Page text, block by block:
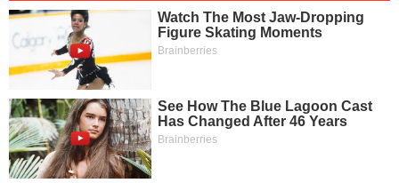
Đào
tạo
Sách
tài